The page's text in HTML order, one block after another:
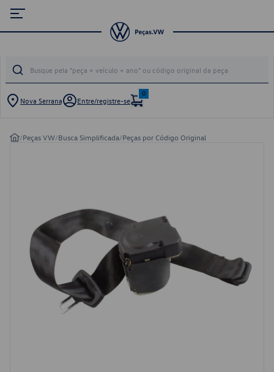
Nova Serrana Entre/registre-se
0
/Peças VW/Busca Simplificada/Peças por Código Original